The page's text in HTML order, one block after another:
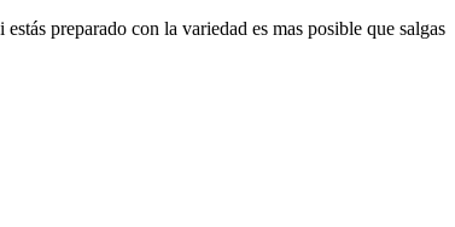
preparado con la variedad es mas posible que salgas